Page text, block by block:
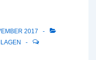
2017